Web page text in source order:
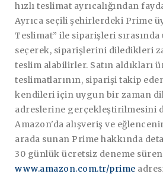
hızlı teslimat ayrıcalığından
Ayrıca seçili şehirlerdeki Prime
Teslimat” ile siparişleri
seçerek, siparişlerini diledikleri
teslim alabilirler. Satın aldıkları
teslimatlarının, siparişi takip
kendileri için uygun bir zaman
adreslerine gerçekleştirilmesini
Amazon'da alışveriş ve
arada sunan Prime hakkında
30 günlük ücretsiz deneme
www.amazon.com.tr/prime